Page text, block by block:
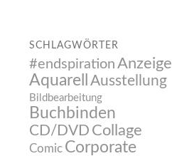
SCHLAGWÖRTER
#endspiration Anzeige
Aquarell
Ausstellung
Bildbearbeitung
Buchbinden
CD/DVD Collage
Comic Corporate